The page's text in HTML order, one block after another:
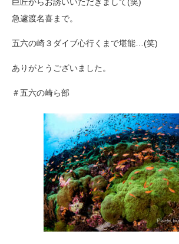
急遽渡名喜まで。
五六の崎３ダイブ心行くまで堪能…(笑)
ありがとうございました。
＃五六の崎ら部